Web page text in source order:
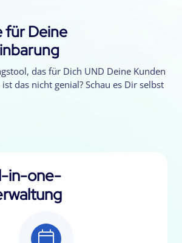
für Deine
das für Dich UND Deine Kunden
das nicht genial? Schau es Dir selbst
in-one-